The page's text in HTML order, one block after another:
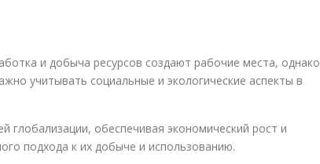
и добыча ресурсов создают рабочие места, однако
учитывать социальные и экологические аспекты в
обеспечивая экономический рост и
подхода к их добыче и использованию.